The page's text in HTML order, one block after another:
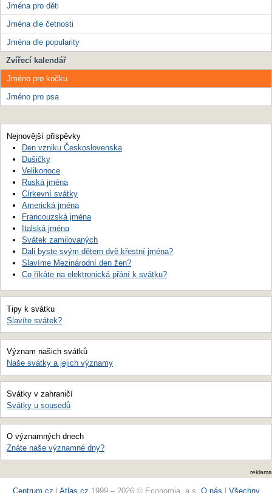
Jména pro děti
Jména dle četnosti
Jména dle popularity
Zvířecí kalendář
Jméno pro kočku
Jméno pro psa
Nejnovější příspěvky
Den vzniku Československa
Dušičky
Velikonoce
Ruská jména
Církevní svátky
Americká jména
Francouzská jména
Italská jména
Svátek zamilovaných
Dali byste svým dětem dvě křestní jména?
Slavíme Mezinárodní den žen?
Co říkáte na elektronická přání k svátku?
Tipy k svátku
Slavíte svátek?
Význam našich svátků
Naše svátky a jejich významy
Svátky v zahraničí
Svátky u sousedů
O významných dnech
Znáte naše významné dny?
reklama
Centrum.cz Atlas.cz 1999 – 2026 © Economia, a.s. O nás Všechny